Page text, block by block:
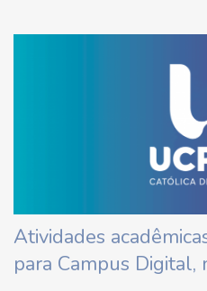
Atividades
para Campus Digital,